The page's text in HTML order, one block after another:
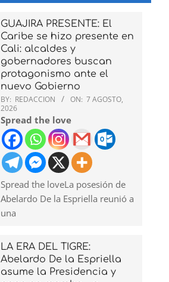
GUAJIRA PRESENTE: El
Caribe se hizo presente en
Cali: alcaldes y
gobernadores buscan
protagonismo ante el
nuevo Gobierno
BY: REDACCION ON: 7 AGOSTO,
2026
Spread the love
Spread the loveLa posesión de
Abelardo De la Espriella reunió a
una
LA ERA DEL TIGRE:
Abelardo De la Espriella
asume la Presidencia y